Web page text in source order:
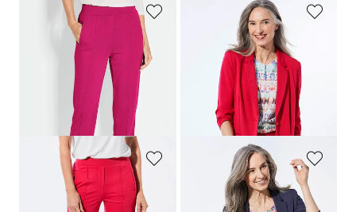
Wijde broek SARA van viscose-jersey
139,95 €
Laagste prijs van de afgelopen 30
dagen**: 119,95 €
(-16%)
119,95 €169,95 €
+ 4
Laagste prijs van de afgelopen 30
dagen**: 139,95 € (-14%)
Wijde broek SARA van viscose-jersey
GOLDNER